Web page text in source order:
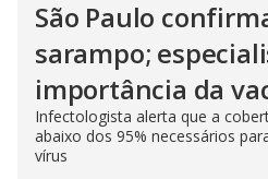
São Paulo
sarampo;
importância da
Infectologista alerta que a
abaixo dos 95% necessários
vírus